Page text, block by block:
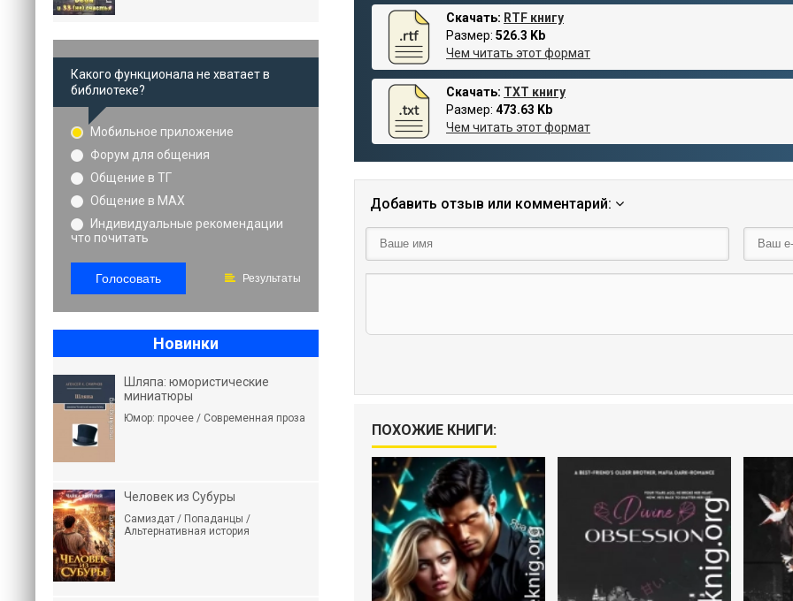
Скачать: RTF книгу
Размер: 526.3 Kb
Чем читать этот формат
Скачать: TXT книгу
Размер: 473.63 Kb
Чем читать этот формат
Добавить отзыв или комментарий:
ПОХОЖИЕ КНИГИ:
Какого функционала не хватает в
библиотеке?
Мобильное приложение
Форум для общения
Общение в ТГ
Общение в MAX
Индивидуальные рекомендации
что почитать
Голосовать Результаты
Новинки
Шляпа: юмористические
миниатюры
Юмор: прочее / Современная проза
Человек из Субуры
Самиздат / Попаданцы /
Альтернативная история